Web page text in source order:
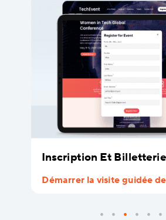
Inscription Et Billetterie
Démarrer la visite guidée